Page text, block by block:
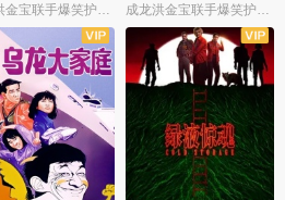
成龙洪金宝联手爆笑护美女 成龙洪金宝联手爆笑护美女